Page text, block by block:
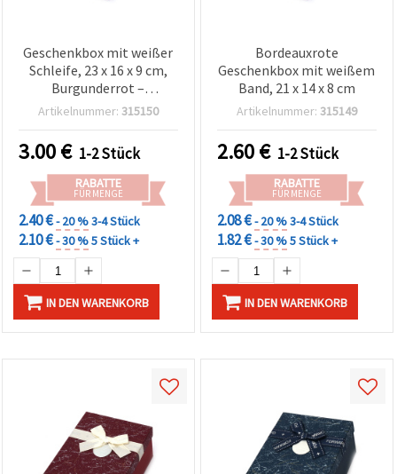
Geschenkbox mit weißer
Schleife, 23 x 16 x 9 cm,
Burgunderrot –
Geschenkverpackung für
Artikelnummer: 315150
3.00€ 1-2 Stück
RABATTE
FÜR MENGE
2.40 €- 20 %3-4 Stück
2.10 €- 30 %5 Stück +
IN DEN WARENKORB
Bordeauxrote
Geschenkbox mit weißem
Band, 21 x 14 x 8 cm
Artikelnummer: 315149
2.60€ 1-2 Stück
RABATTE
FÜR MENGE
2.08 €- 20 %3-4 Stück
1.82 €- 30 %5 Stück +
IN DEN WARENKORB